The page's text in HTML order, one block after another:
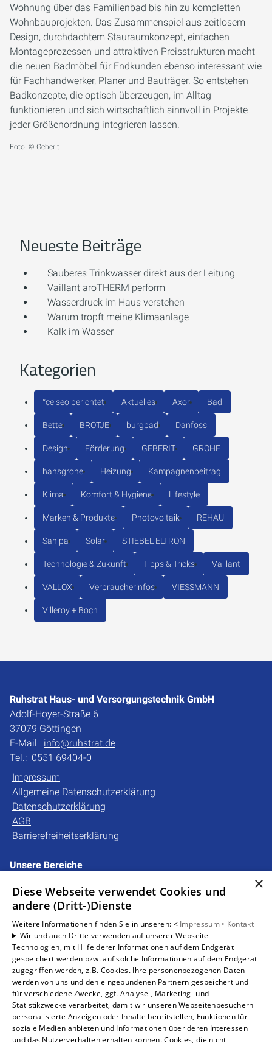
Wohnung über das Familienbad bis hin zu kompletten
Wohnbauprojekten. Das Zusammenspiel aus zeitlosem
Design, durchdachtem Stauraumkonzept, einfachen
Montageprozessen und attraktiven Preisstrukturen macht
die neuen Badmöbel für Endkunden ebenso interessant wie
für Fachhandwerker, Planer und Bauträger. So entstehen
Badkonzepte, die optisch überzeugen, im Alltag
funktionieren und sich wirtschaftlich sinnvoll in Projekte
jeder Größenordnung integrieren lassen.
Foto: © Geberit
Neueste Beiträge
Sauberes Trinkwasser direkt aus der Leitung
Vaillant aroTHERM perform
Wasserdruck im Haus verstehen
Warum tropft meine Klimaanlage
Kalk im Wasser
Kategorien
°celseo berichtet Aktuelles Axor Bad
Bette BRÖTJE burgbad Danfoss
Design Förderung GEBERIT GROHE
hansgrohe Heizung Kampagnenbeitrag
Klima Komfort & Hygiene Lifestyle
Marken & Produkte Photovoltaik REHAU
Sanipa Solar STIEBEL ELTRON
Technologie & Zukunft Tipps & Tricks Vaillant
VALLOX Verbraucherinfos VIESSMANN
Villeroy + Boch
Ruhstrat Haus- und Versorgungstechnik GmbH
Adolf-Hoyer-Straße 6
37079 Göttingen
E-Mail: info@ruhstrat.de
Tel.: 0551 69404-0
Impressum
Allgemeine Datenschutzerklärung
Datenschutzerklärung
AGB
Barrierefreiheitserklärung
Unsere Bereiche
Gewerbekunden
Karriere
Unternehmen
Kontakt
Um externe HTML-Inhalte anzuzeigen, benötigen wir
Ihre Einwilligung.
Weitere Informationen finden Sie in unserer
Datenschutzerklärung.
×
Diese Webseite verwendet Cookies und
andere (Dritt-)Dienste
Weitere Informationen finden Sie in unseren: < Impressum • Kontakt
Wir und auch Dritte verwenden auf unserer Webseite
Technologien, mit Hilfe derer Informationen auf dem Endgerät
gespeichert werden bzw. auf solche Informationen auf dem Endgerät
zugegriffen werden, z.B. Cookies. Ihre personenbezogenen Daten
werden von uns und den eingebundenen Partnern gespeichert und
für verschiedene Zwecke, ggf. Analyse-, Marketing- und
Statistikzwecke verarbeitet, damit wir unseren Webseitenbesuchern
personalisierte Anzeigen oder Inhalte bereitstellen, Funktionen für
soziale Medien anbieten und Informationen über deren Interessen
und das Nutzerverhalten erhalten können. Cookies, die nicht